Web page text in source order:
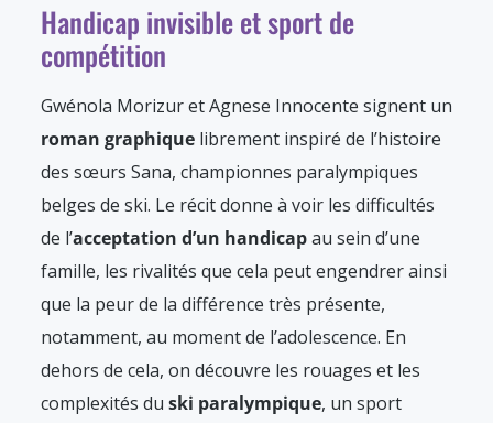
Handicap invisible et sport de
compétition
Gwénola Morizur et Agnese Innocente signent un
roman graphique librement inspiré de l’histoire
des sœurs Sana, championnes paralympiques
belges de ski. Le récit donne à voir les difficultés
de l’acceptation d’un handicapau sein d’une
famille, les rivalités que cela peut engendrer ainsi
que la peur de la différence très présente,
notamment, au moment de l’adolescence. En
dehors de cela, on découvre les rouages et les
complexités du ski paralympique, un sport